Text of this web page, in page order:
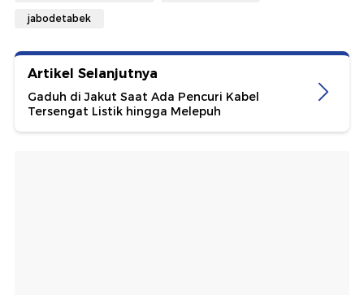
jabodetabek
Artikel Selanjutnya
Gaduh di Jakut Saat Ada Pencuri Kabel
Tersengat Listik hingga Melepuh